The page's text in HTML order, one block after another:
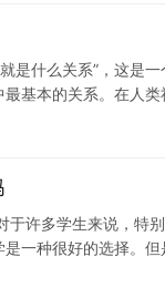
是什么关系”，这是
基本的关系。在人类
于许多学生来说，特
一种很好的选择。